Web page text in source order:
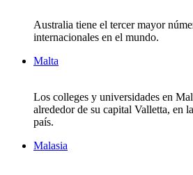
Australia tiene el tercer mayor
internacionales en el mundo.
Malta
Los colleges y universidades en
alrededor de su capital Valletta, en
país.
Malasia